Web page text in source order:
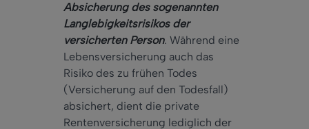
Absicherung des sogenannten
Langlebigkeitsrisikos der
versicherten Person. Während eine
Lebensversicherung auch das
Risiko des zu frühen Todes
(Versicherung auf den Todesfall)
absichert, dient die private
Rentenversicherung lediglich der